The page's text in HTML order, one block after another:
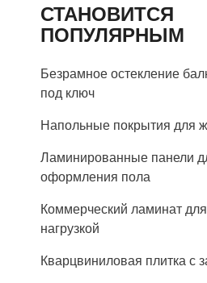
СТАНОВИТСЯ
ПОПУЛЯРНЫМ
Безрамное остекление
под ключ
Напольные покрытия для
Ламинированные панели
оформления пола
Коммерческий ламинат
нагрузкой
Кварцвиниловая плитка с